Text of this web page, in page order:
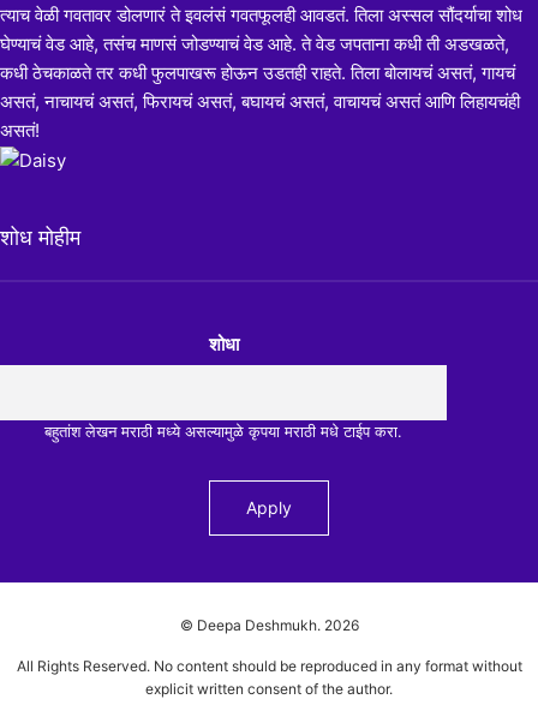
त्याच वेळी गवतावर डोलणारं ते इवलंसं गवतफूलही आवडतं. तिला अस्सल सौंदर्याचा शोध
घेण्याचं वेड आहे, तसंच माणसं जोडण्याचं वेड आहे. ते वेड जपताना कधी ती अडखळते,
कधी ठेचकाळते तर कधी फुलपाखरू होऊन उडतही राहते. तिला बोलायचं असतं, गायचं
असतं, नाचायचं असतं, फिरायचं असतं, बघायचं असतं, वाचायचं असतं आणि लिहायचंही
असतं!
शोध मोहीम
शोधा
बहुतांश लेखन मराठी मध्ये असल्यामुळे कृपया मराठी मधे टाईप करा.
© Deepa Deshmukh. 2026
All Rights Reserved. No content should be reproduced in any format without
explicit written consent of the author.